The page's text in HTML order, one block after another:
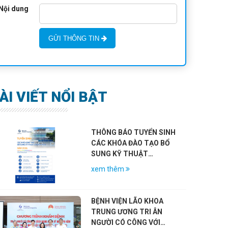
dung
GỬI THÔNG TIN
VIẾT NỔI BẬT
THÔNG BÁO TUYỂN SINH
CÁC KHÓA ĐÀO TẠO BỔ
SUNG KỸ THUẬT
CHUYÊN MÔN KHÁM
xem thêm
BỆNH VIỆN LÃO KHOA
TRUNG ƯƠNG TRI ÂN
NGƯỜI CÓ CÔNG VỚI